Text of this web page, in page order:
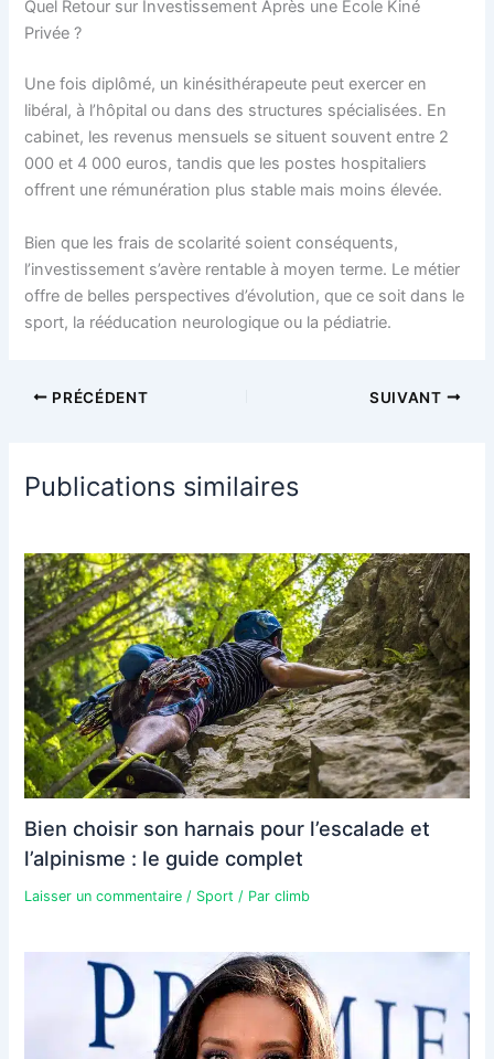
Quel Retour sur Investissement Après une École Kiné
Privée ?
Une fois diplômé, un kinésithérapeute peut exercer en
libéral, à l’hôpital ou dans des structures spécialisées. En
cabinet, les revenus mensuels se situent souvent entre 2
000 et 4 000 euros, tandis que les postes hospitaliers
offrent une rémunération plus stable mais moins élevée.
Bien que les frais de scolarité soient conséquents,
l’investissement s’avère rentable à moyen terme. Le métier
offre de belles perspectives d’évolution, que ce soit dans le
sport, la rééducation neurologique ou la pédiatrie.
PRÉCÉDENT SUIVANT
Publications similaires
Bien choisir son harnais pour l’escalade et
l’alpinisme : le guide complet
Laisser un commentaire / Sport / Parclimb